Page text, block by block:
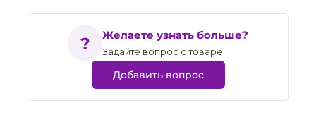
Желаете узнать больше?
Задайте вопрос о товаре
Добавить вопрос